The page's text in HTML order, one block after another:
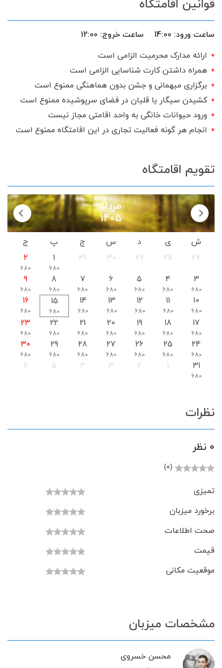
اجاق گاز
سرایدار یا نگهبانقوانین اقامتگاه
ساعت ورود: 14:00 ساعت خروج: 12:00
ارائه مدارک محرمیت الزامی است
همراه داشتن کارت شناسایی الزامی است
برگزاری میهمانی و جشن بدون هماهنگی ممنوع است
کشیدن سیگار یا قلیان در فضای سرپوشیده ممنوع است
ورود حیوانات خانگی به واحد اقامتی مجاز نیست
انجام هر گونه فعالیت تجاری در این اقامتگاه ممنوع است
تقویم اقامتگاه
مرداد
1405
ش ی د س چ پ
ج
27
28
29
30
31
1
680
2
680
3
680
4
680
5
680
6
680
7
680
8
680
9
680
10
680
11
680
12
680
13
680
14
680
15
680
16
680
17
680
18
680
19
680
20
680
21
680
22
680
23
680
24
680
25
680
26
680
27
680
28
680
29
680
30
680
31
680
1
2
3
4
5
6
نظرات
0 نظر
(0)
تمیزی
برخورد میزبان
صحت اطلاعات
قیمت
موقعیت مکانی
مشخصات میزبان
محسن خسروی